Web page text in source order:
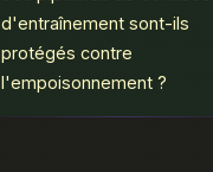
d'entraînement sont-ils
protégés contre
l'empoisonnement ?